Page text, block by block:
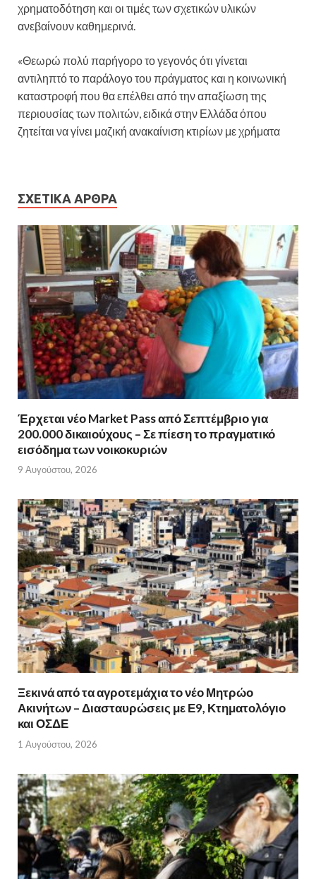
χρηματοδότηση και οι τιμές των σχετικών υλικών
ανεβαίνουν καθημερινά.
«Θεωρώ πολύ παρήγορο το γεγονός ότι γίνεται
αντιληπτό το παράλογο του πράγματος και η κοινωνική
καταστροφή που θα επέλθει από την απαξίωση της
περιουσίας των πολιτών, ειδικά στην Ελλάδα όπου
ζητείται να γίνει μαζική ανακαίνιση κτιρίων με χρήματα
ΣΧΕΤΙΚΆ ΆΡΘΡΑ
Έρχεται νέο Market Pass από Σεπτέμβριο για
200.000 δικαιούχους – Σε πίεση το πραγματικό
εισόδημα των νοικοκυριών
9 Αυγούστου, 2026
Ξεκινά από τα αγροτεμάχια το νέο Μητρώο
Ακινήτων – Διασταυρώσεις με Ε9, Κτηματολόγιο
και ΟΣΔΕ
1 Αυγούστου, 2026